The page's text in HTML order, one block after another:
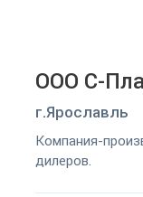
ООО С-
г.Ярославль
Компания-
дилеров.